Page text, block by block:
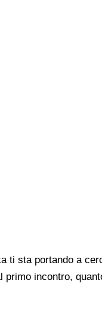
ti sta portando a
incontro,